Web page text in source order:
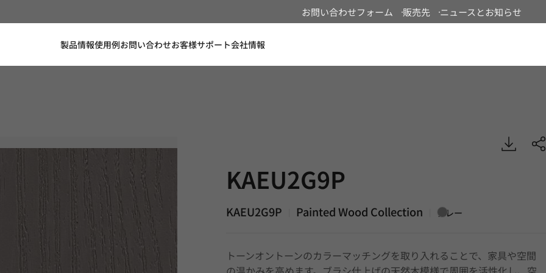
お問い合わせフォーム 販売先 ニュースとお知らせ
製品情報使用例お問い合わせお客様サポート会社情報
KAEU2G9P
KAEU2G9P Painted Wood Collection グレー
トーンオントーンのカラーマッチングを取り入れることで、家具や空間